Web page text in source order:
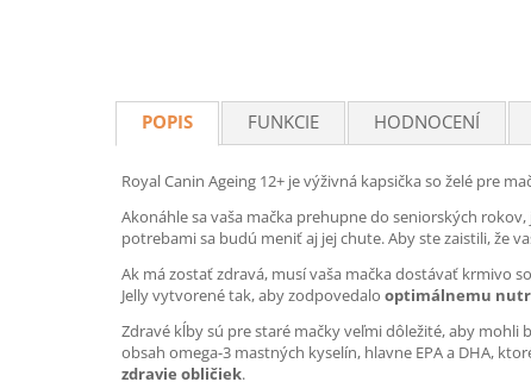
POPIS FUNKCIE HODNOCENÍ
Royal Canin Ageing 12+ je výživná kapsička so želé pre
Akonáhle sa vaša mačka prehupne do seniorských
potrebami sa budú meniť aj jej chute. Aby ste zaistili, že
Ak má zostať zdravá, musí vaša mačka dostávať krmivo
Jelly vytvorené tak, aby zodpovedalo optimálnemu
Zdravé kĺby sú pre staré mačky veľmi dôležité, aby
obsah omega-3 mastných kyselín, hlavne EPA a DHA,
zdravie obličiek.